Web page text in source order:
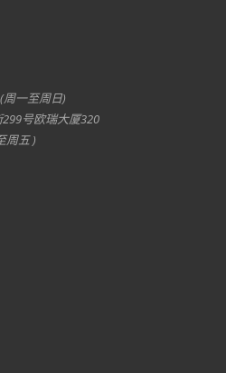
周一至周日)
号欧瑞大厦320
周五 )